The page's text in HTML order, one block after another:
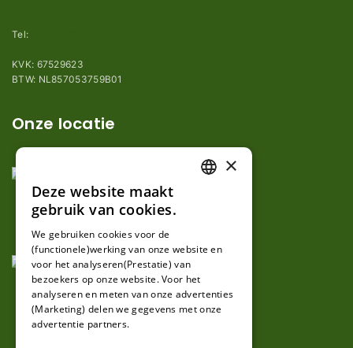
Tel:
KVK: 67529623
BTW: NL857053759B01
Onze locatie
GERMAN
×
Deze website maakt
gebruik van cookies.
We gebruiken cookies voor de
(functionele)werking van onze website en
voor het analyseren(Prestatie) van
bezoekers op onze website. Voor het
analyseren en meten van onze advertenties
(Marketing) delen we gegevens met onze
advertentie partners.